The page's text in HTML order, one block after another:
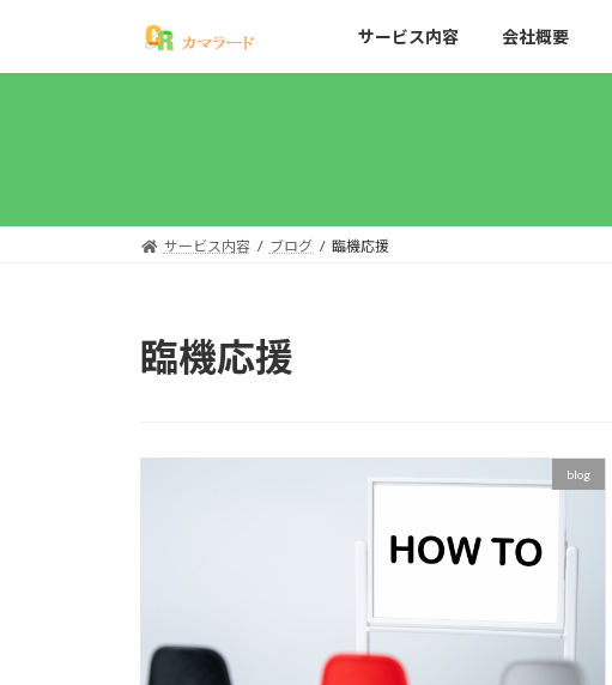
テ
ゲ
サービス内容 会社概要
サービス内容 ブログ 臨機応援
臨機応援
blog